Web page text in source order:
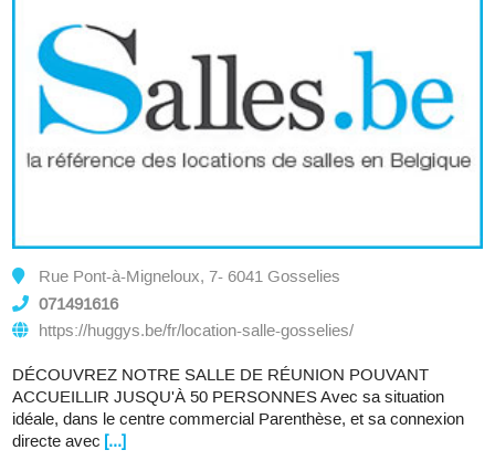
Rue Pont-à-Migneloux, 7- 6041 Gosselies
071491616
https://huggys.be/fr/location-salle-gosselies/
DÉCOUVREZ NOTRE SALLE DE RÉUNION POUVANT
ACCUEILLIR JUSQU'À 50 PERSONNES Avec sa situation
idéale, dans le centre commercial Parenthèse, et sa connexion
directe avec [...]